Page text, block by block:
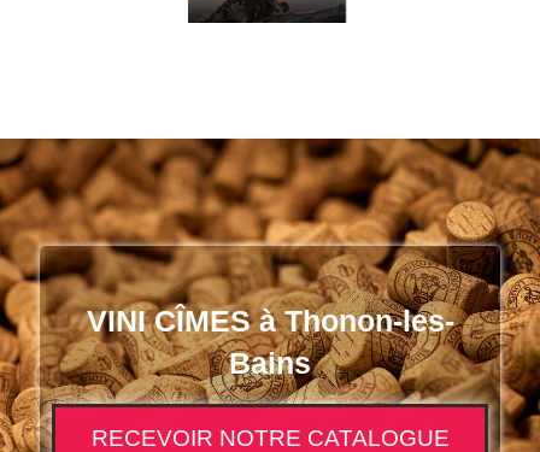
VINI CÎMES à Thonon-les-
Bains
RECEVOIR NOTRE CATALOGUE